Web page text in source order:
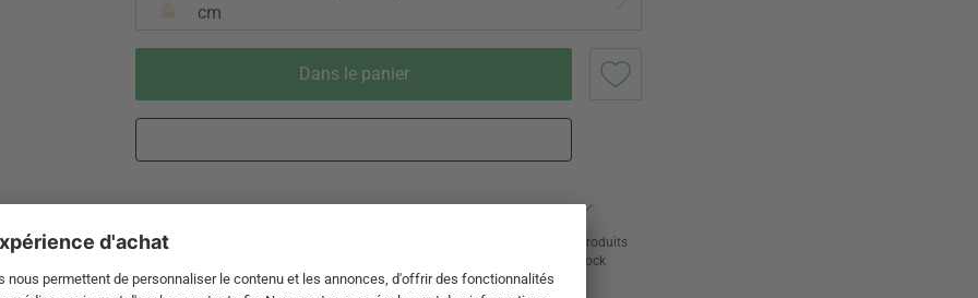
cm
Dans le panier
Livraison 3-5 jours ouvrables après
24 000 produits
en stock